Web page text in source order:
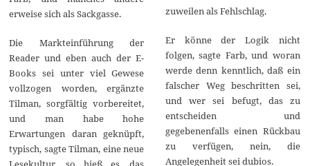
erweise sich als Sackgasse.
Die Markteinführung der
Reader und eben auch der E-
Books sei unter viel Gewese
vollzogen worden, ergänzte
Tilman, sorgfältig vorbereitet,
und man habe hohe
Erwartungen daran geknüpft,
typisch, sagte Tilman, eine neue
zuweilen als Fehlschlag.
Er könne der Logik nicht
folgen, sagte Farb, und woran
werde denn kenntlich, daß ein
falscher Weg beschritten sei,
und wer sei befugt, das zu
entscheiden und
gegebenenfalls einen Rückbau
zu verfügen, nein, die
Angelegenheit sei dubios.